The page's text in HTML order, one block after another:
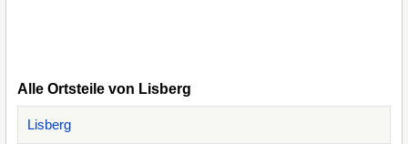
Alle Ortsteile von Lisberg
Lisberg